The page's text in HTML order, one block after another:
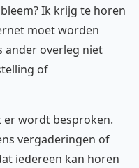
Ik krijg te horen
moet worden
ander overleg niet
of
er wordt besproken.
vergaderingen of
iedereen kan horen